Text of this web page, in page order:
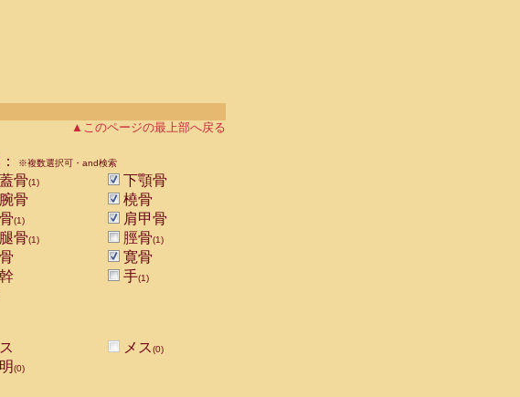
▲このページの最上部へ戻る
※複数選択可・and検索
骨(1)
下顎骨
骨
橈骨
(1)
肩甲骨
骨(1) 脛骨(1)
寛骨
手(1)
メス(0)
(0)